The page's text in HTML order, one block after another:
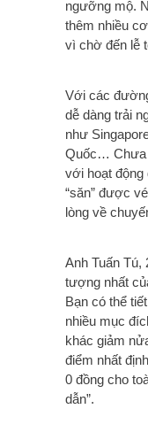
ngưỡng mộ.
thêm nhiều
vì chờ đến lễ
Với các
dễ dàng trải
như
Quốc… Chưa
với hoạt động
“săn” được
lòng về
Anh Tuấn Tú,
tượng nhất
Bạn có thể
nhiều mục
khác giảm
điểm nhất
0 đồng cho
dẫn”.